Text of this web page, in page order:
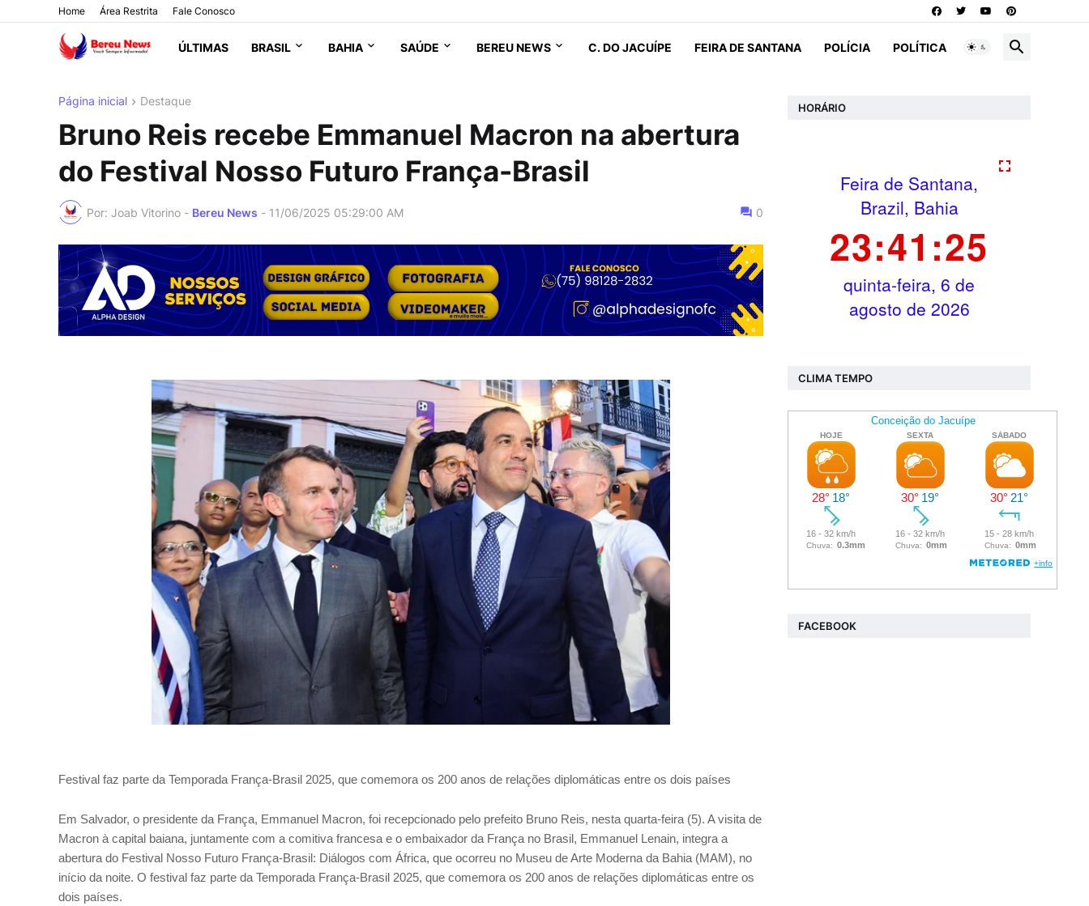
Home Área Restrita Fale Conosco
ÚLTIMAS BRASIL BAHIA SAÚDE BEREU NEWS C. DO JACUÍPE FEIRA DE SANTANA POLÍCIA POLÍTICA
Página inicial Destaque
Bruno Reis recebe Emmanuel Macron na abertura
do Festival Nosso Futuro França-Brasil
Por: Joab Vitorino - Bereu News - 11/06/2025 05:29:00 AM 0
Festival faz parte da Temporada França-Brasil 2025, que comemora os 200 anos de relações diplomáticas entre os dois países
Em Salvador, o presidente da França, Emmanuel Macron, foi recepcionado pelo prefeito Bruno Reis, nesta quarta-feira (5). A visita de
Macron à capital baiana, juntamente com a comitiva francesa e o embaixador da França no Brasil, Emmanuel Lenain, integra a
abertura do Festival Nosso Futuro França-Brasil: Diálogos com África, que ocorreu no Museu de Arte Moderna da Bahia (MAM), no
início da noite. O festival faz parte da Temporada França-Brasil 2025, que comemora os 200 anos de relações diplomáticas entre os
dois países.
HORÁRIO
CLIMA TEMPO
FACEBOOK